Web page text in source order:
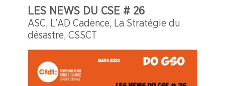
LES NEWS DU CSE # 26
ASC, L'AD Cadence, La Stratégie du
désastre, CSSCT